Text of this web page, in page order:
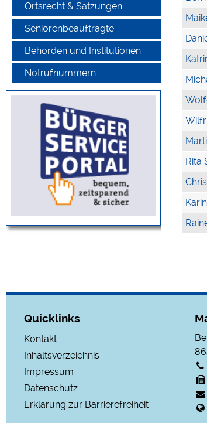
Ortsrecht & Satzungen
Seniorenbeauftragte
Behörden und Institutionen
Notrufnummern
Rita
Quicklinks
Kontakt
Inhaltsverzeichnis
Impressum
Datenschutz
Erklärung zur Barrierefreiheit